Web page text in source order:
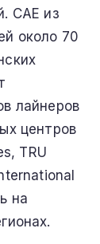
CAE из
около 70
лайнеров
центров
TRU
на